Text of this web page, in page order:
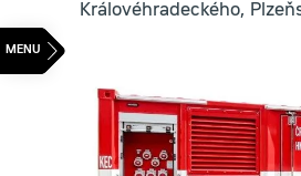
Královéhradeckého,